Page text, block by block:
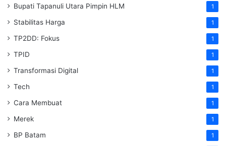
‎Bupati Tapanuli Utara Pimpin HLM 1
Stabilitas Harga 1
TP2DD: Fokus 1
TPID 1
Transformasi Digital 1
Tech 1
Cara Membuat 1
Merek 1
BP Batam 1